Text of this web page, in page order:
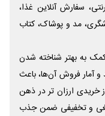
سفارش آنلاین غذا،
مد و پوشاک، کتاب
کمک به بهتر شناخته شدن
و آمار فروش آن‌ها، باعث
ارزان تر در ذهن
و تخفیفی ضمن جذب